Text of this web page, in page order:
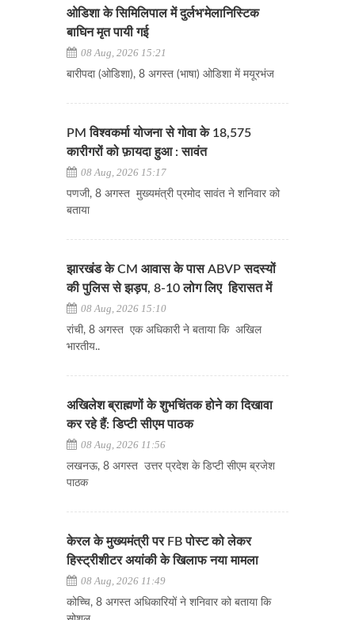
ओडिशा के सिमिलिपाल में दुर्लभ'मेलानिस्टिक
बाघिन मृत पायी गई
08 Aug, 2026 15:21
बारीपदा (ओडिशा), 8 अगस्त (भाषा) ओडिशा में मयूरभंज
PM विश्वकर्मा योजना से गोवा के 18,575
कारीगरों को फ़ायदा हुआ : सावंत
08 Aug, 2026 15:17
पणजी, 8 अगस्त मुख्यमंत्री प्रमोद सावंत ने शनिवार को
बताया
झारखंड के CM आवास के पास ABVP सदस्यों
की पुलिस से झड़प, 8-10 लोग लिए हिरासत में
08 Aug, 2026 15:10
रांची, 8 अगस्त एक अधिकारी ने बताया कि अखिल
भारतीय..
अखिलेश ब्राह्मणों के शुभचिंतक होने का दिखावा
कर रहे हैं: डिप्टी सीएम पाठक
08 Aug, 2026 11:56
लखनऊ, 8 अगस्त उत्तर प्रदेश के डिप्टी सीएम ब्रजेश
पाठक
केरल के मुख्यमंत्री पर FB पोस्ट को लेकर
हिस्ट्रीशीटर अयांकी के खिलाफ नया मामला
08 Aug, 2026 11:49
कोच्चि, 8 अगस्त अधिकारियों ने शनिवार को बताया कि